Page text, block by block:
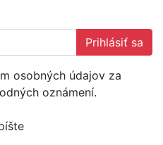
Prihlásiť sa
osobných údajov za
oznámení.